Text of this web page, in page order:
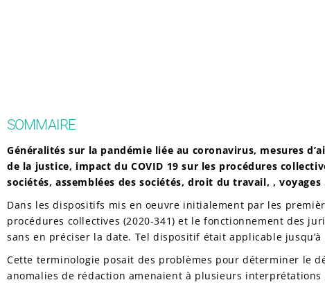
SOMMAIRE
Généralités sur la pandémie liée au coronavirus, mesures
de la justice, impact du COVID 19 sur les procédures
sociétés, assemblées des sociétés, droit du travail, ,
Dans les dispositifs mis en oeuvre initialement par les
procédures collectives (2020-341) et le fonctionnement des
sans en préciser la date. Tel dispositif était applicable
Cette terminologie posait des problèmes pour déterminer le
anomalies de rédaction amenaient à plusieurs interprétations